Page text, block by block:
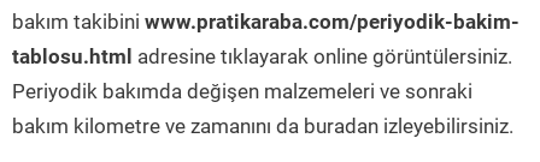
bakım takibini www.pratikaraba.com/periyodik-bakim-
tablosu.html adresine tıklayarak online görüntülersiniz.
Periyodik bakımda değişen malzemeleri ve sonraki
bakım kilometre ve zamanını da buradan izleyebilirsiniz.